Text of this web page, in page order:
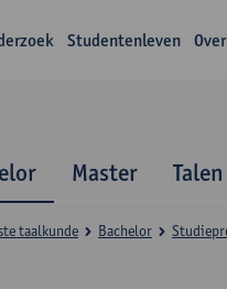
Studentenleven
Master Talen
taalkunde Bachelor